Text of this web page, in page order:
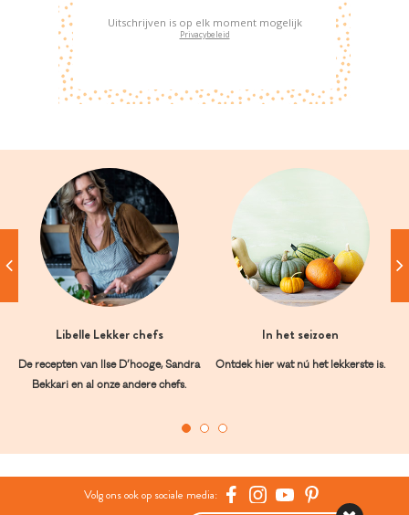
Uitschrijven is op elk moment mogelijk
Privacybeleid
Libelle Lekker chefs
De recepten van Ilse D’hooge, Sandra
Bekkari en al onze andere chefs.
In het seizoen
Ontdek hier wat nú het lekkerste is.
Volg ons ook op sociale media: